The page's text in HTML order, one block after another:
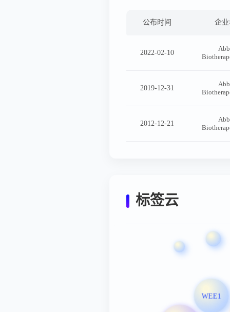
公布时间 企
2022-02-10
2019-12-31
2012-12-21
标签云
WEE1